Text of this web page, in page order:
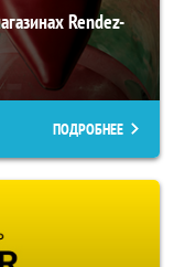
Rendez-
ПОДРОБНЕЕ